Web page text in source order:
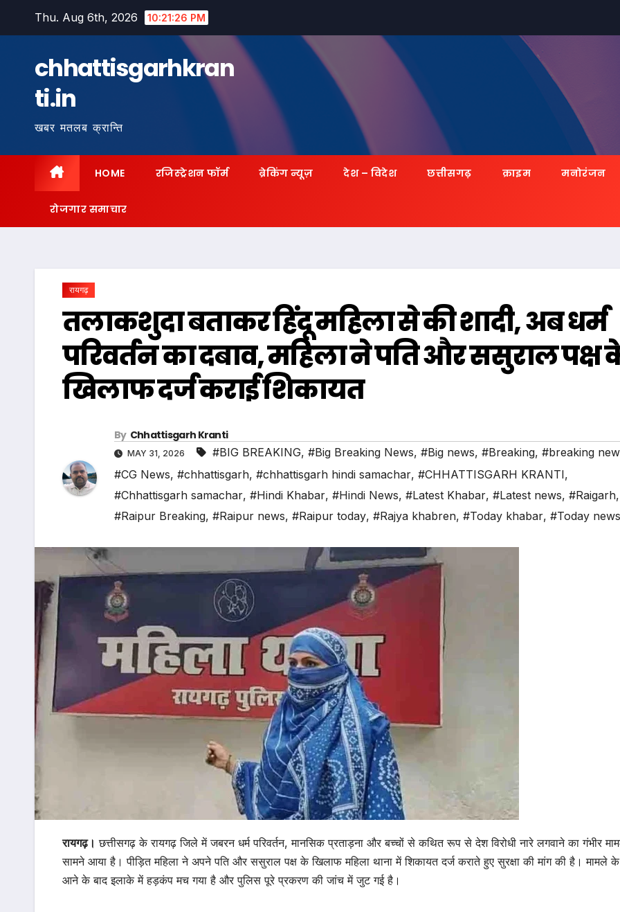
Thu. Aug 6th, 2026 10:21:27 PM
chhattisgarhkran
ti.in
खबर मतलब क्रान्ति
HOME रजिस्ट्रेशन फॉर्म ब्रेकिंग न्यूज़ देश – विदेश छत्तीसगढ़ क्राइम मनोरंजन
रोजगार समाचार
रायगढ़
तलाकशुदा बताकर हिंदू महिला से की शादी, अब धर्म
परिवर्तन का दबाव, महिला ने पति और ससुराल पक्ष
खिलाफ दर्ज कराई शिकायत
By Chhattisgarh Kranti
MAY 31, 2026 #BIG BREAKING, #Big Breaking News, #Big news, #Breaking, #breaking
#CG News, #chhattisgarh, #chhattisgarh hindi samachar, #CHHATTISGARH KRANTI,
#Chhattisgarh samachar, #Hindi Khabar, #Hindi News, #Latest Khabar, #Latest news, #Raigarh,
#Raipur Breaking, #Raipur news, #Raipur today, #Rajya khabren, #Today khabar, #Today news
रायगढ़। छत्तीसगढ़ के रायगढ़ जिले में जबरन धर्म परिवर्तन, मानसिक प्रताड़ना और बच्चों से कथित रूप से देश विरोधी नारे लगवाने का गंभीर
सामने आया है। पीड़ित महिला ने अपने पति और ससुराल पक्ष के खिलाफ महिला थाना में शिकायत दर्ज कराते हुए सुरक्षा की मांग की है। मामले
आने के बाद इलाके में हड़कंप मच गया है और पुलिस पूरे प्रकरण की जांच में जुट गई है।